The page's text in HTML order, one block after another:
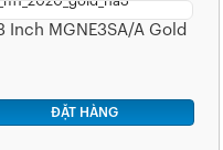
Inch MGNE3SA/A Gold
ĐẶT HÀNG